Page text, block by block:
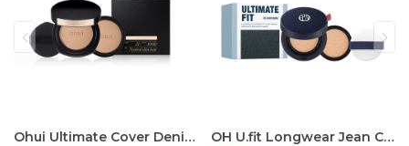
Ohui Ultimate Cover Denier 100D21 Cushion OH U.fit Longwear Jean Cushion